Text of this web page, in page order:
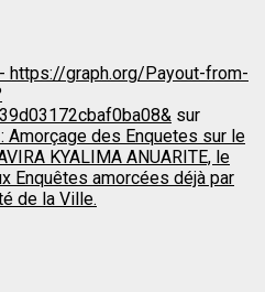
https://graph.org/Payout-from-
sur
: Amorçage des Enquetes sur le
KYALIMA ANUARITE, le
Enquêtes amorcées déjà par
de la Ville.